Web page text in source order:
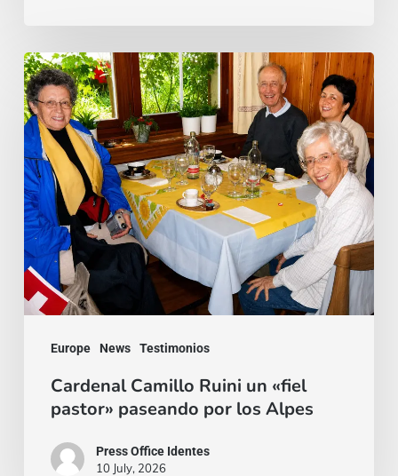
Europe News Testimonios
Cardenal
Camillo
Ruini
un
«fiel
pastor»
paseando
por
los
Cardenal Camillo Ruini un «fiel
pastor» paseando por los Alpes
Press Office Identes
10 July, 2026